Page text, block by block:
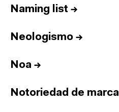
Naming list →
Neologismo →
Noa →
Notoriedad de marca